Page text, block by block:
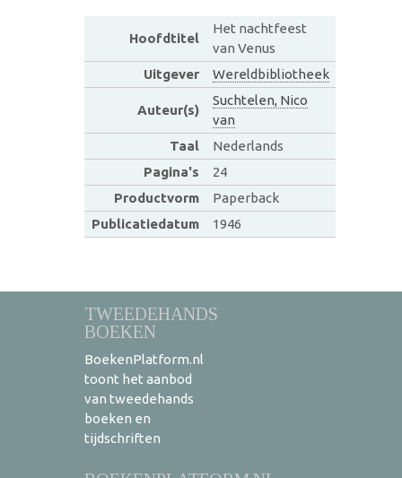
Hoofdtitel
Het nachtfeest
van Venus
Uitgever
Wereldbibliotheek
Auteur(s)
Suchtelen, Nico
van
Taal
Nederlands
Pagina's
24
Productvorm
Paperback
Publicatiedatum
1946
TWEEDEHANDS
BOEKEN
BoekenPlatform.nl
toont het aanbod
van tweedehands
boeken en
tijdschriften